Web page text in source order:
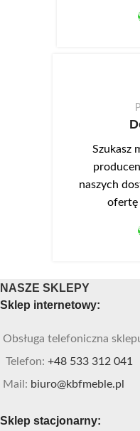
Szukasz
naszych
ofertę
NASZE SKLEPY
Sklep internetowy:
Obsługa telefoniczna
Telefon: +48 533 312 041
Mail: biuro@kbfmeble.pl
Sklep stacjonarny: